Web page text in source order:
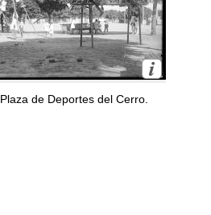
Plaza de Deportes del Cerro.